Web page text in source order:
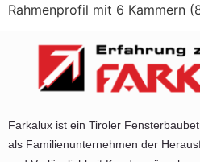
Rahmenprofil mit 6 Kammern
Farkalux ist ein Tiroler
als Familienunternehmen der